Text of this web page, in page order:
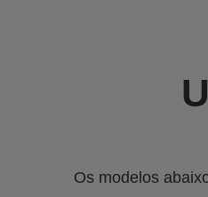
Os modelos